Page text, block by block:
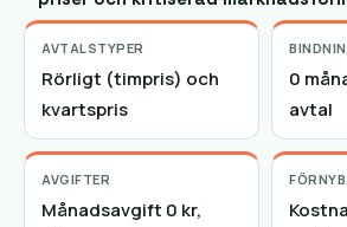
AVTALSTYPER
Rörligt (timpris) och
kvartspris
0
avtal
AVGIFTER
Månadsavgift 0 kr,